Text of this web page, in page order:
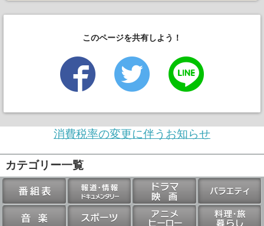
このページを共有しよう！
消費税率の変更に伴うお知らせ
カテゴリー一覧